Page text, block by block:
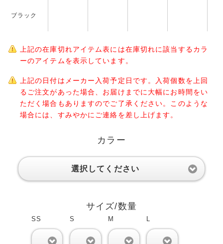
ブラック
上記の在庫切れアイテム表には在庫切れに該当するカラ
ーのアイテムを表示しています。
上記の日付はメーカー入荷予定日です。入荷個数を上回
るご注文があった場合、お届けまでに大幅にお時間をい
ただく場合もありますのでご了承ください。このような
場合には、すみやかにご連絡を差し上げます。
カラー
選択してください
サイズ/数量
SS S M